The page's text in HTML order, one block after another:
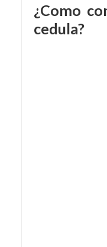
¿Como
cedula?